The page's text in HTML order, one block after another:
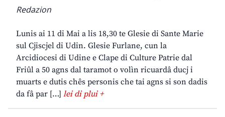
Redazion
Lunis ai 11 di Mai a lis 18,30 te Glesie di Sante Marie
sul Cjiscjel di Udin. Glesie Furlane, cun la
Arcidiocesi di Udine e Clape di Culture Patrie dal
Friûl a 50 agns dal taramot o volìn ricuardâ ducj i
muarts e dutis chês personis che tai agns si son dadis
da fâ par […] lei di plui +